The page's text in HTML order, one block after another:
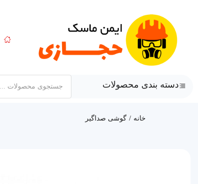
دسته بندی محصولات
خانه گوشی صداگیر